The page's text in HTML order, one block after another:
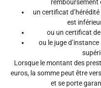
remboursement
un certificat
est
ou un certificat
ou le juge
Lorsque le montant des
euros, la somme peut être
et se porte